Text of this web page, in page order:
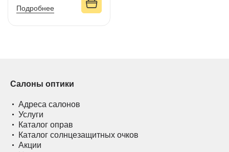
Подробнее
Салоны оптики
Адреса салонов
Услуги
Каталог оправ
Каталог солнцезащитных очков
Акции